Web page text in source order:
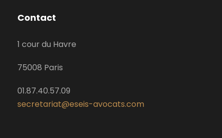
Contact
1 cour du Havre
75008 Paris
01.87.40.57.09
secretariat@eseis-avocats.com